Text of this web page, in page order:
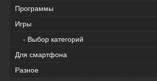
Программы
Игры
- Выбор категорий
Для смартфона
Разное